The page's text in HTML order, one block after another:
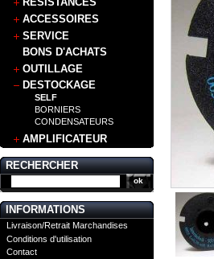
ACCESSOIRES
SERVICE
BONS D'ACHATS
OUTILLAGE
DESTOCKAGE
SELF
BORNIERS
CONDENSATEURS
AMPLIFICATEUR
RECHERCHER
INFORMATIONS
Livraison/Retrait Marchandises
Conditions d'utilisation
Contact